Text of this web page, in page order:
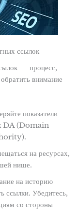
ссылок
— процесс,
внимание
показатели
DA (Domain
на ресурсах,
нише.
на историю
ссылки. Убедитесь,
со стороны